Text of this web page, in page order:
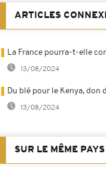
ARTICLES
La France pourra-t-elle
13/08/2024
Du blé pour le Kenya, don
13/08/2024
SUR LE MÊME PAYS